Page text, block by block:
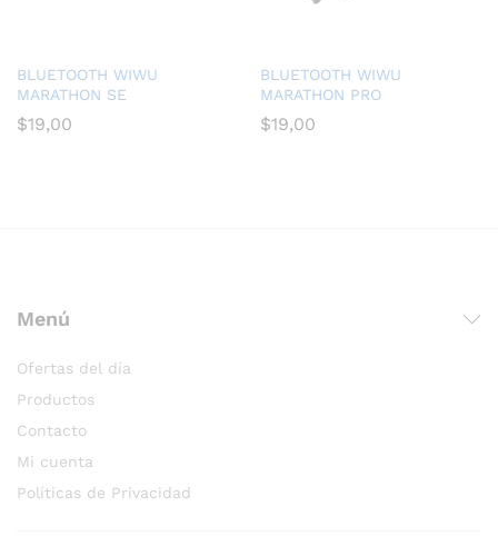
BLUETOOTH WIWU
MARATHON SE
$19,00
BLUETOOTH WIWU
MARATHON PRO
$19,00
Menú
Ofertas del día
Productos
Contacto
Mi cuenta
Políticas de Privacidad